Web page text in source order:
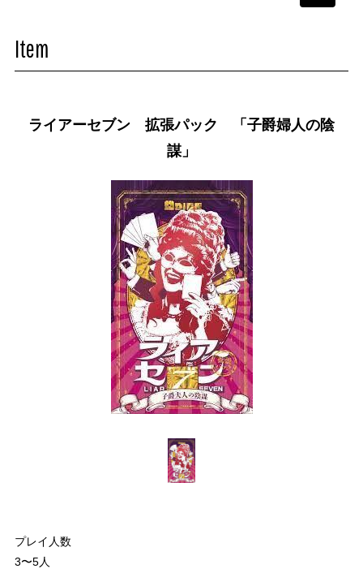
Item
ライアーセブン 拡張パック 「子爵婦人の陰
謀」
プレイ人数
3〜5人